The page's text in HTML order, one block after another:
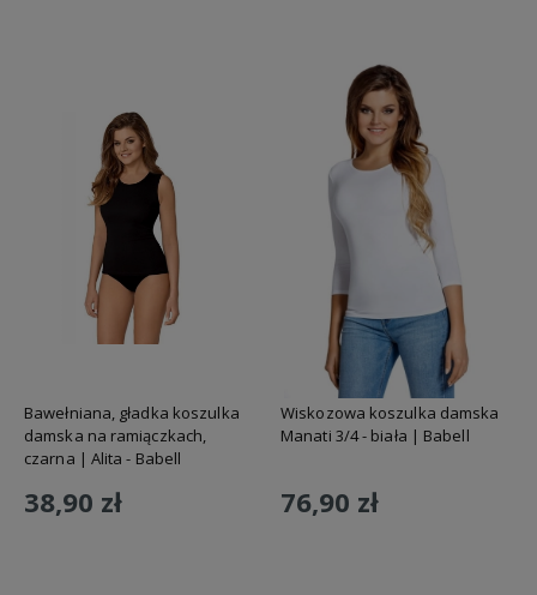
Bawełniana, gładka koszulka
damska na ramiączkach,
czarna | Alita - Babell
38,90 zł
Wiskozowa koszulka damska
Manati 3/4 - biała | Babell
76,90 zł